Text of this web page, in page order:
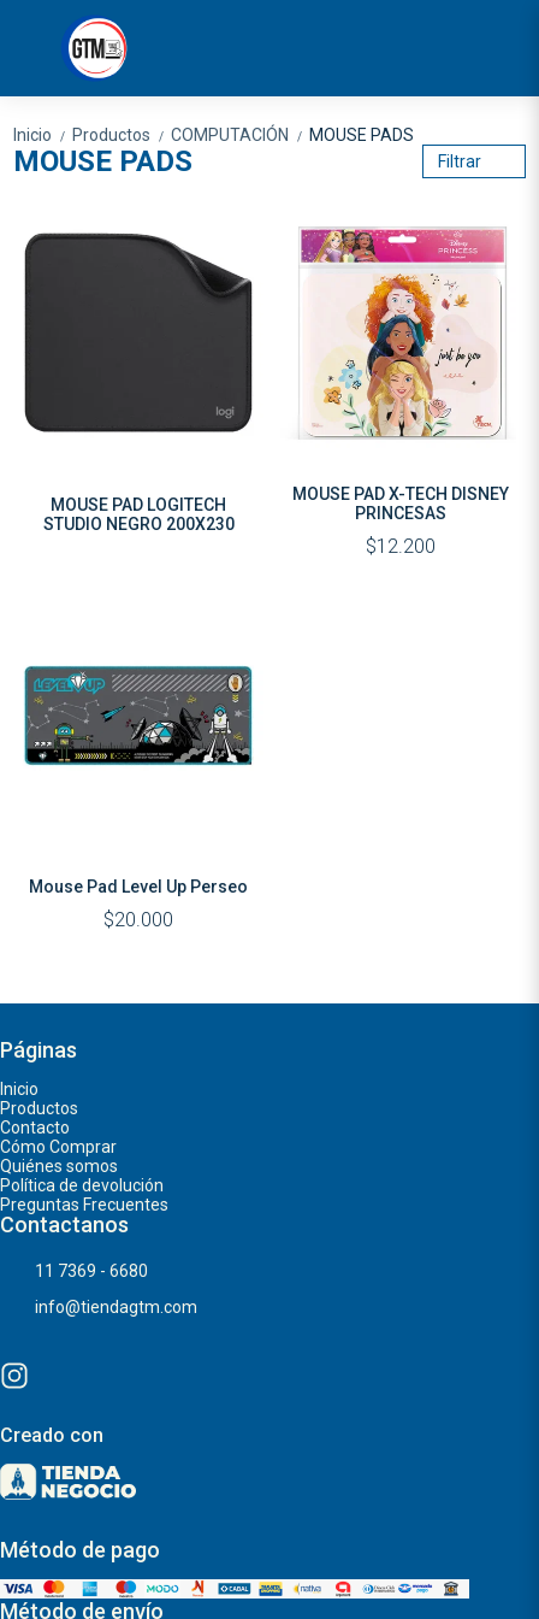
Inicio / Productos / COMPUTACIÓN / MOUSE PADS
MOUSE PADS Filtrar
MOUSE PAD LOGITECH
STUDIO NEGRO 200X230
MOUSE PAD X-TECH DISNEY
PRINCESAS
$12.200
Mouse Pad Level Up Perseo
$20.000
Páginas
Inicio
Productos
Contacto
Cómo Comprar
Quiénes somos
Política de devolución
Preguntas Frecuentes
Contactanos
11 7369 - 6680
info@tiendagtm.com
Creado con
Método de pago
Método de envío